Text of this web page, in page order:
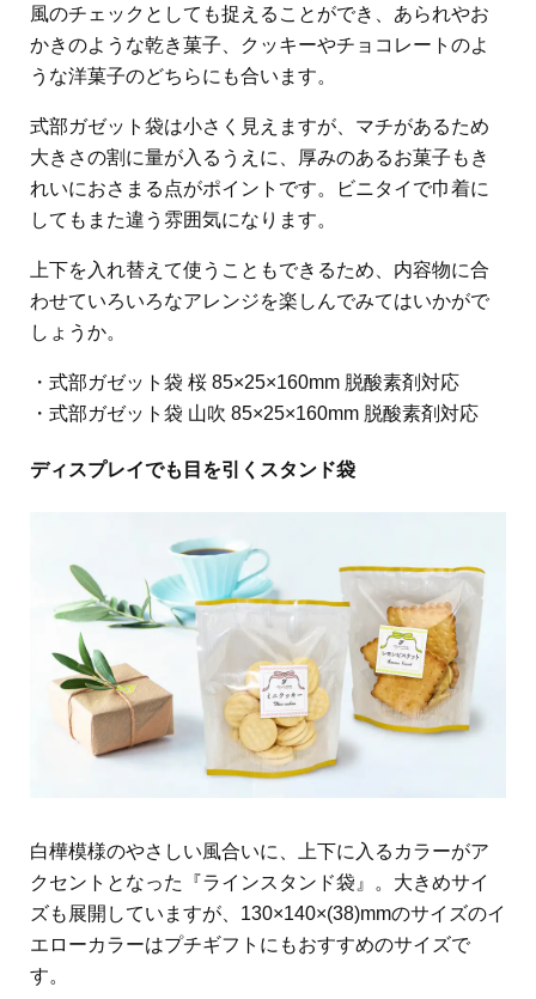
風のチェックとしても捉えることができ、あられやお
かきのような乾き菓子、クッキーやチョコレートのよ
うな洋菓子のどちらにも合います。
式部ガゼット袋は小さく見えますが、マチがあるため
大きさの割に量が入るうえに、厚みのあるお菓子もき
れいにおさまる点がポイントです。ビニタイで巾着に
してもまた違う雰囲気になります。
上下を入れ替えて使うこともできるため、内容物に合
わせていろいろなアレンジを楽しんでみてはいかがで
しょうか。
・式部ガゼット袋 桜 85×25×160mm 脱酸素剤対応
・式部ガゼット袋 山吹 85×25×160mm 脱酸素剤対応
ディスプレイでも目を引くスタンド袋
白樺模様のやさしい風合いに、上下に入るカラーがア
クセントとなった『ラインスタンド袋』。大きめサイ
ズも展開していますが、130×140×(38)mmのサイズのイ
エローカラーはプチギフトにもおすすめのサイズで
す。